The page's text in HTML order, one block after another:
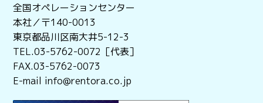
全国オペレーションセンター
本社／〒140-0013
東京都品川区南大井5-12-3
TEL.03-5762-0072［代表］
FAX.03-5762-0073
E-mail info@rentora.co.jp